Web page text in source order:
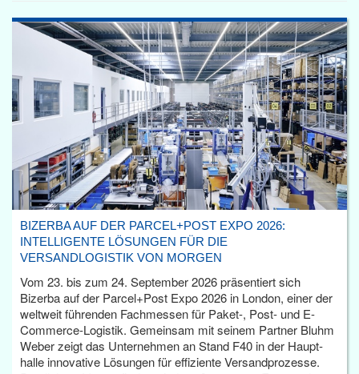
BIZERBA AUF DER PARCEL+POST EXPO 2026:
INTELLIGENTE LÖSUNGEN FÜR DIE
VERSANDLOGISTIK VON MORGEN
Vom 23. bis zum 24. September 2026 präsentiert sich
Bizerba auf der Parcel+Post Expo 2026 in London, einer der
weltweit führenden Fachmessen für Paket-, Post- und E-
Commerce-Logistik. Gemeinsam mit seinem Partner Bluhm
Weber zeigt das Unternehmen an Stand F40 in der Haupt­
halle innovative Lösungen für effiziente Versandprozesse.